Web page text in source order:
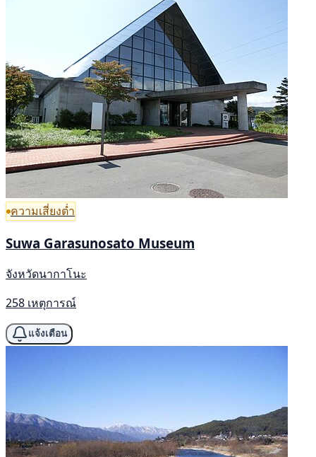
ความเสี่ยงต่ำ
Suwa Garasunosato Museum
จังหวัดนากาโนะ
258 เหตุการณ์
แจ้งเตือน